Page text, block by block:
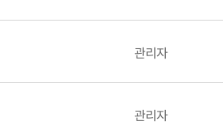
관리자
관리자